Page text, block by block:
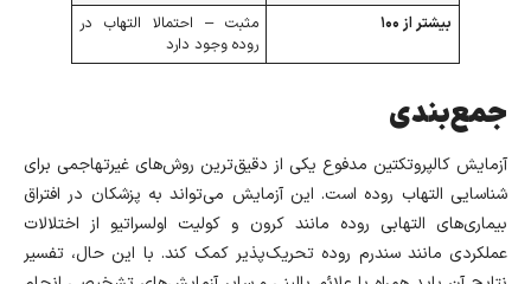
بیشتر از ۱۰۰
مثبت – احتمالا التهاب در
روده وجود دارد
جمع‌بندی
آزمایش کالپروتکتین مدفوع یکی از دقیق‌ترین روش‌های غیرتهاجمی برای
شناسایی التهاب روده است. این آزمایش می‌تواند به پزشکان در افتراق
بیماری‌های التهابی روده مانند کرون و کولیت اولسراتیو از اختلالات
عملکردی مانند سندرم روده تحریک‌پذیر کمک کند. با این حال، تفسیر